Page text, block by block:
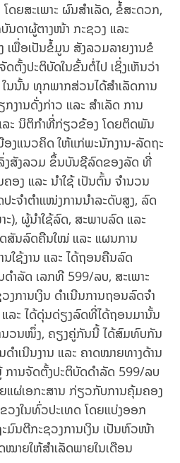
ດຍສະເພາະ ຜົນສຳເລັດ, ຂໍ້ສະດວກ,
ນດາຜູ້ຕາງໜ້າ ກະຊວງ ແລະ
ເພື່ອເປັນຂໍ້ມູນ ສັງລວມລາຍງານຂໍ
ຕັ້ງປະຕິບັດໃນຂັ້ນຕໍ່ໄປ ເຊິ່ງເຫັນວ່າ
ນັ້ນ ທຸກພາກສ່ວນໄດ້ສຳເລັດການ
ງານດັ່ງກ່າວ ແລະ ສຳເລັດ ການ
ລະ ນິຕິກຳທີ່ກ່ຽວຂ້ອງ ໂດຍຕິດພັນ
ອງແນວຄິດ ໃຫ້ແກ່ພະນັກງານ-ລັດຖະ
ງສັງລວມ ຂຶ້ນບັນຊີລົດຂອງລັດ ທີ່
ອງ ແລະ ນຳໃຊ້ ເປັນຕົ້ນ ຈຳນວນ
ະຈໍາຕໍາແໜ່ງການນໍາລະດັບສູງ, ລົດ
), ຜູ້ນຳໃຊ້ລົດ, ສະພາບລົດ ແລະ
ສັນລົດຄືນໃໝ່ ແລະ ແຜນການ
ໃຊ້ງານ ແລະ ໄດ້ຖອນຄືນລົດ
ຳລັດ ເລກທີ 599/ລບ, ສະເພາະ
ການເງິນ ດໍາເນີນການຖອນລົດຈໍາ
ລະ ໄດ້ດຸ່ນດ່ຽງລົດທີ່ໄດ້ຖອນມານັ້ນ
ນວນໜຶ່ງ, ຄຽງຄູ່ກັນນີ້ ໄດ້ສົມທົບກັນ
າເນີນງານ ແລະ ຄາດໝາຍທາງດ້ານ
ການຈັດຕັ້ງປະຕິບັດດຳລັດ 599/ລບ
ຍແຜ່ເອກະສານ ກ່ຽວກັບການຄຸ້ມຄອງ
ວງໃນທົ່ວປະເທດ ໂດຍແບ່ງອອກ
ມົນຕີກະຊວງການເງິນ ເປັນຫົວໜ້າ
ໝາຍໃຫ້ສໍາເລັດພາຍໃນເດືອນ